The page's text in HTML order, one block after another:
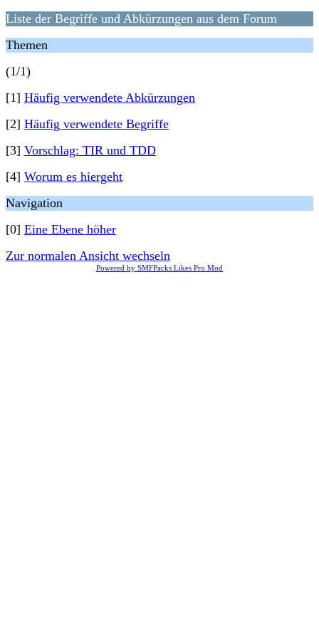
Liste der Begriffe und Abkürzungen aus dem Forum
Themen
(1/1)
[1] Häufig verwendete Abkürzungen
[2] Häufig verwendete Begriffe
[3] Vorschlag: TIR und TDD
[4] Worum es hiergeht
Navigation
[0] Eine Ebene höher
Zur normalen Ansicht wechseln
Powered by SMFPacks Likes Pro Mod